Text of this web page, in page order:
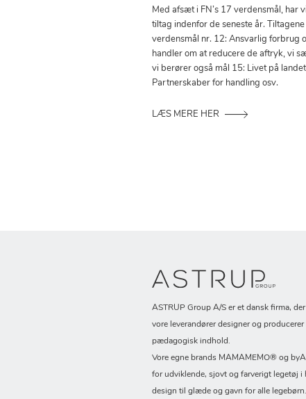
Med afsæt i FN’s 17 verdensmål,
tiltag indenfor de seneste år.
verdensmål nr. 12: Ansvarlig forbrug
handler om at reducere de aftryk, vi
vi berører også mål 15: Livet på
Partnerskaber for handling osv.
LÆS MERE HER
ASTRUP Group A/S er et dansk firma,
vore leverandører designer og
pædagogisk indhold.
Vore egne brands MAMAMEMO® og
for udviklende, sjovt og farverigt legetøj i
design til glæde og gavn for alle legebørn.